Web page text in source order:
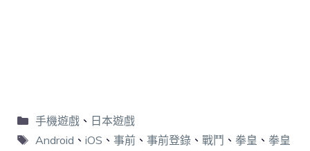
手機遊戲、 日本遊戲
Android 、 iOS 、 事前、 事前登錄、 戰鬥 、 拳皇 、 拳皇